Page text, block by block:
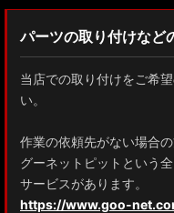
パーツの取り付けなど
当店での取り付けをご希
い。
作業の依頼先がない場合
グーネットピットという
サービスがあります。
https://www.goo-